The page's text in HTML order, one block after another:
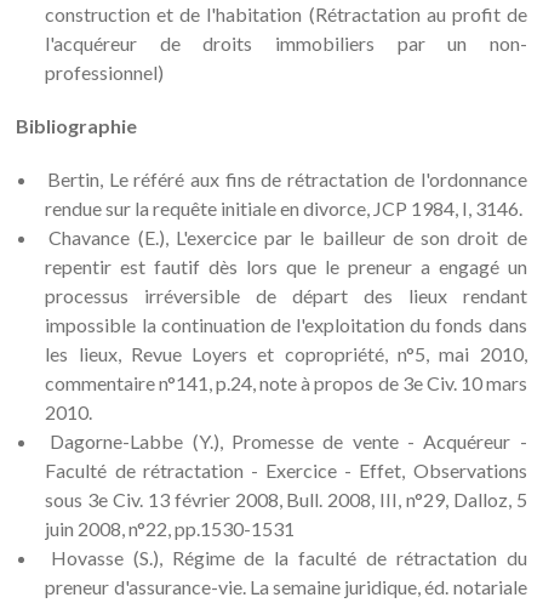
construction et de l'habitation (Rétractation au profit de
l'acquéreur de droits immobiliers par un non-
professionnel)
Bibliographie
Bertin, Le référé aux fins de rétractation de l'ordonnance
rendue sur la requête initiale en divorce, JCP 1984, I, 3146.
Chavance (E.), L'exercice par le bailleur de son droit de
repentir est fautif dès lors que le preneur a engagé un
processus irréversible de départ des lieux rendant
impossible la continuation de l'exploitation du fonds dans
les lieux, Revue Loyers et copropriété, n°5, mai 2010,
commentaire n°141, p.24, note à propos de 3e Civ. 10 mars
2010.
Dagorne-Labbe (Y.), Promesse de vente - Acquéreur -
Faculté de rétractation - Exercice - Effet, Observations
sous 3e Civ. 13 février 2008, Bull. 2008, III, n°29, Dalloz, 5
juin 2008, n°22, pp.1530-1531
Hovasse (S.), Régime de la faculté de rétractation du
preneur d'assurance-vie. La semaine juridique, éd. notariale